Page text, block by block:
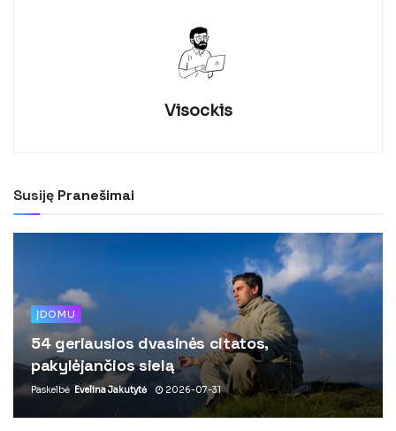
Visockis
Susiję Pranešimai
ĮDOMU
54 geriausios dvasinės citatos,
pakylėjančios sielą
Paskelbė Evelina Jakutytė 2026-07-31